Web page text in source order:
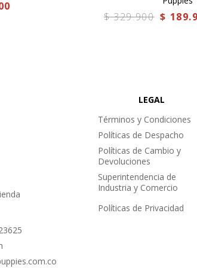
te ayudarán a extender la vida útil de tus
$ 329.900 $ 189.
LEGAL
Términos y Condiciones
Políticas de Despacho
Políticas de Cambio y
Devoluciones
Superintendencia de
Industria y Comercio
Políticas de Privacidad